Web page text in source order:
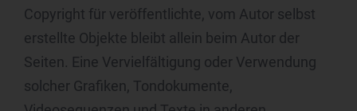
Copyright für veröffentlichte, vom Autor selbst
erstellte Objekte bleibt allein beim Autor der
Seiten. Eine Vervielfältigung oder Verwendung
solcher Grafiken, Tondokumente,
hajanet Internetagentur
Jan Niklas Schröder
Pflegerstr. 2
81247 München